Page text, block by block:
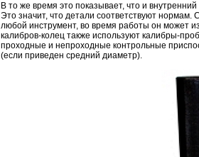
В то же время это показывает, что и
Это значит, что детали соответствуют
любой инструмент, во время работы он может
калибров-колец также используют калибры-
проходные и непроходные контрольные
(если приведен средний диаметр).